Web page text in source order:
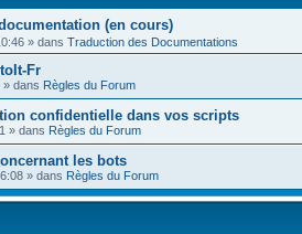
(en cours)
» dans Traduction des Documentations
Fr
» dans Règles du Forum
confidentielle dans vos scripts
» dans Règles du Forum
les bots
» dans Règles du Forum